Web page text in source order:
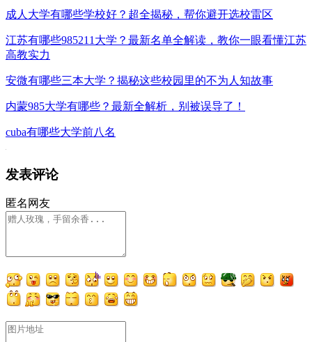
成人大学有哪些学校好？超全揭秘，帮你避开选校雷区
江苏有哪些985211大学？最新名单全解读，教你一眼看懂江苏
高教实力
安微有哪些三本大学？揭秘这些校园里的不为人知故事
内蒙985大学有哪些？最新全解析，别被误导了！
cuba有哪些大学前八名
发表评论
匿名网友